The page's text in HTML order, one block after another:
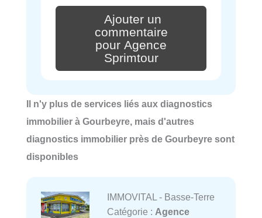
Ajouter un
commentaire
pour Agence
Sprimtour
Il n'y plus de services liés aux diagnostics
immobilier à Gourbeyre, mais d'autres
diagnostics immobilier près de Gourbeyre sont
disponibles
IMMOVITAL - Basse-Terre
Catégorie : Agence